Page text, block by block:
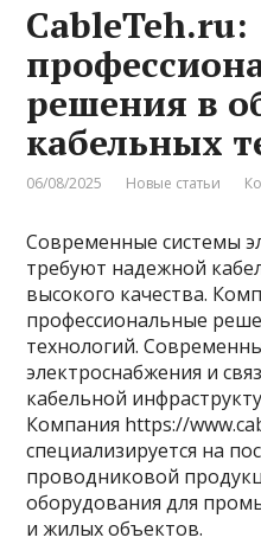
CableTeh.ru:
решения в
кабельных
06/08/2025 Новые статьи
Современные системы
требуют надежной
высокого качества.
профессиональные
технологий.
электроснабжения и
кабельной
Компания https://
специализируется на
проводниковой
оборудования для
и жилых объектов.